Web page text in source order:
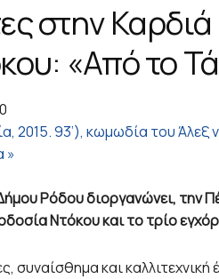
στην Καρδιά
«Από το
2015. 93’), κωμωδία του Άλεξ
»
Ρόδου διοργανώνει, την
Ντόκου και το τρίο
συναίσθημα και